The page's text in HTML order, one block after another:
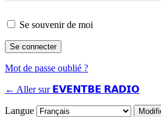
Se souvenir de moi
Mot de passe oublié ?
← Aller sur 𝗘𝗩𝗘𝗡𝗧𝗕𝗘 𝗥𝗔𝗗𝗜𝗢
Langue